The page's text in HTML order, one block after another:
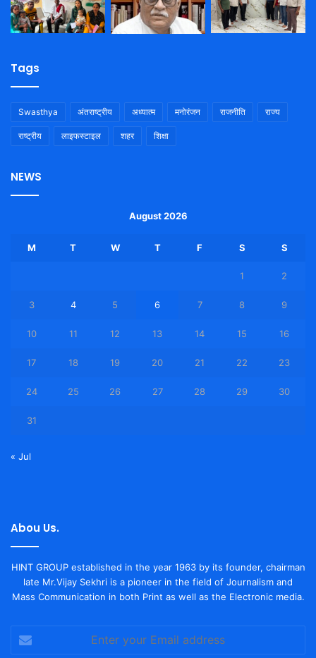
Tags
Swasthya अंतराष्ट्रीय अध्यात्म मनोरंजन राजनीति राज्य
राष्ट्रीय लाइफस्टाइल शहर शिक्षा
NEWS
August 2026
M T W T F S S
1 2
3 4 5 6 7 8 9
10 11 12 13 14 15 16
17 18 19 20 21 22 23
24 25 26 27 28 29 30
31
« Jul
Abou Us.
HINT GROUP established in the year 1963 by its founder, chairman
late Mr.Vijay Sekhri is a pioneer in the field of Journalism and
Mass Communication in both Print as well as the Electronic media.
your